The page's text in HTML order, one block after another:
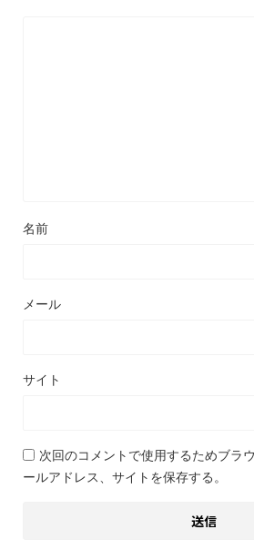
名前
メール
サイト
次回のコメントで使用するためブラ
ールアドレス、サイトを保存する。